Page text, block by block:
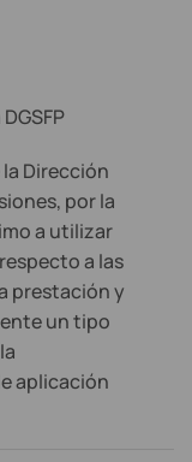
la Dirección
por la
a utilizar
a las
prestación y
un tipo
aplicación